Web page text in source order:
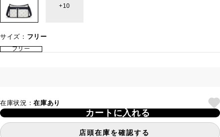
10
サイズ： フリー
フリー
在庫状況：在庫あり
カートに入れる
店頭在庫を確認する